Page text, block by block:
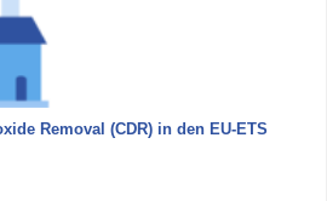
Removal (CDR) in den EU-ETS